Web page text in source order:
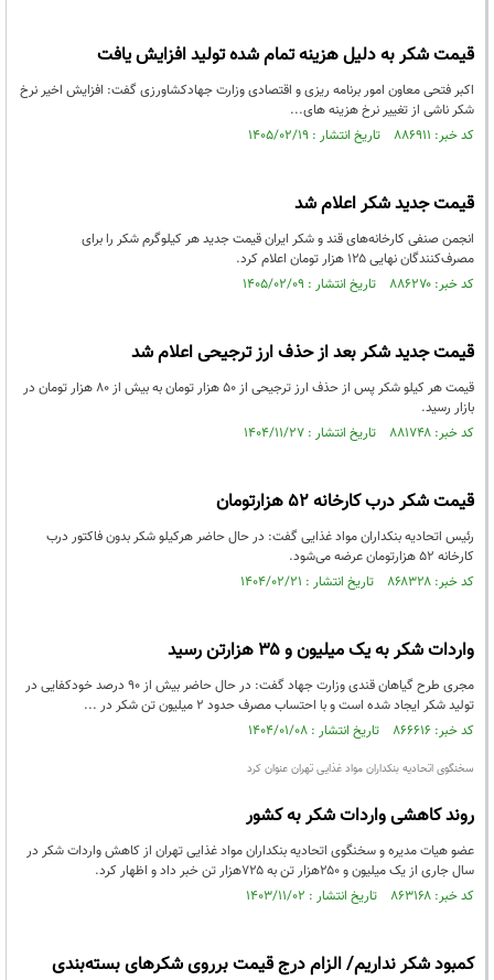
قیمت شکر به دلیل هزینه تمام شده تولید افزایش یافت
اکبر فتحی معاون امور برنامه ریزی و اقتصادی وزارت جهادکشاورزی گفت: افزایش اخیر نرخ
شکر ناشی از تغییر نرخ هزینه های...
کد خبر: ۸۸۶۹۱۱ تاریخ انتشار : ۱۴۰۵/۰۲/۱۹
قیمت جدید شکر اعلام شد
انجمن صنفی کارخانه‌های قند و شکر ایران قیمت جدید هر کیلوگرم شکر را برای
مصرف‌کنندگان نهایی ۱۲۵ هزار تومان اعلام کرد.
کد خبر: ۸۸۶۲۷۰ تاریخ انتشار : ۱۴۰۵/۰۲/۰۹
قیمت جدید شکر بعد از حذف ارز ترجیحی اعلام شد
قیمت هر کیلو شکر پس از حذف ارز ترجیحی از ۵۰ هزار تومان به بیش از ۸۰ هزار تومان در
بازار رسید.
کد خبر: ۸۸۱۷۴۸ تاریخ انتشار : ۱۴۰۴/۱۱/۲۷
قیمت شکر درب کارخانه ۵۲ هزارتومان
رئیس اتحادیه بنکداران مواد غذایی گفت: در حال حاضر هرکیلو شکر بدون فاکتور درب
کارخانه ۵۲ هزارتومان عرضه می‌شود.
کد خبر: ۸۶۸۳۲۸ تاریخ انتشار : ۱۴۰۴/۰۲/۲۱
واردات شکر به یک میلیون و ۳۵ هزارتن رسید
مجری طرح گیاهان قندی وزارت جهاد گفت: در حال حاضر بیش از ۹۰ درصد خودکفایی در
تولید شکر ایجاد شده است و با احتساب مصرف حدود ۲ میلیون تن شکر در ...
کد خبر: ۸۶۶۶۱۶ تاریخ انتشار : ۱۴۰۴/۰۱/۰۸
سخنگوی اتحادیه بنکداران مواد غذایی تهران عنوان کرد
روند کاهشی واردات شکر به کشور
عضو هیات مدیره و سخنگوی اتحادیه بنکداران مواد غذایی تهران از کاهش واردات شکر در
سال جاری از یک میلیون و ۲۵۰هزار تن به ۷۲۵هزار تن خبر داد و اظهار کرد.
کد خبر: ۸۶۳۱۶۸ تاریخ انتشار : ۱۴۰۳/۱۱/۰۲
کمبود شکر نداریم/ الزام درج قیمت برروی شکرهای بسته‌بندی